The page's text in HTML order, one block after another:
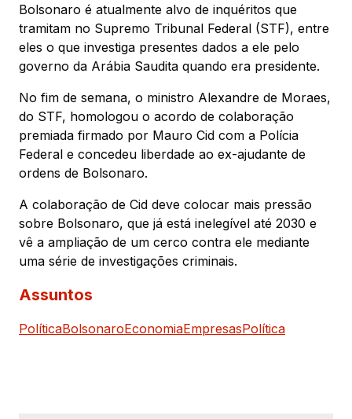
Bolsonaro é atualmente alvo de inquéritos que
tramitam no Supremo Tribunal Federal (STF), entre
eles o que investiga presentes dados a ele pelo
governo da Arábia Saudita quando era presidente.
No fim de semana, o ministro Alexandre de Moraes,
do STF, homologou o acordo de colaboração
premiada firmado por Mauro Cid com a Polícia
Federal e concedeu liberdade ao ex-ajudante de
ordens de Bolsonaro.
A colaboração de Cid deve colocar mais pressão
sobre Bolsonaro, que já está inelegível até 2030 e
vê a ampliação de um cerco contra ele mediante
uma série de investigações criminais.
Assuntos
PolíticaBolsonaroEconomiaEmpresasPolítica